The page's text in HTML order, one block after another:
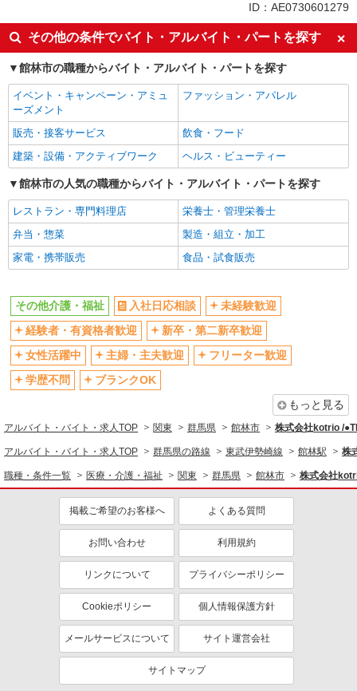
入社日応相談
未経験歓迎
経験者・有資格者歓迎
新卒・第二新卒歓迎
女性活躍中
主婦・主夫歓迎
フリーター歓迎
学歴不問
ブランクOK
ミドル（40代～）活躍中
エルダー（50代～）活躍中
シニア（60代～）活躍中
高収入・高額
ボーナス・賞与あり
昇給あり
完全週休2日制
フルタイム歓迎
禁煙・分煙
駅直結・駅チカ
車通勤OK
バイク通勤OK
自転車通勤OK
社会保険あり
産休・育休取得実績あり
退職金・財形貯蓄制度あり
各種手当（家族・役職・インセン
ティブなど）あり
制服貸与
研修制度あり
資格取得支援制度あり
医療・介護・福祉
同じ特徴から求人を探す
未経験歓迎
ミドル（40代～）活躍中
ボーナス・賞与あり
車通勤OK
社会保険あり
産休・育休取得実績あり
ID：AE0730601279
その他の条件でバイト・アルバイト・パートを探す
館林市の職種からバイト・アルバイト・パートを探す
イベント・キャンペーン・アミュ
ーズメント
ファッション・アパレル
販売・接客サービス
飲食・フード
建築・設備・アクティブワーク
ヘルス・ビューティー
館林市の人気の職種からバイト・アルバイト・パートを探す
レストラン・専門料理店
栄養士・管理栄養士
弁当・惣菜
製造・組立・加工
家電・携帯販売
食品・試食販売
その他介護・福祉 入社日応相談
未経験歓迎
経験者・有資格者歓迎
新卒・第二新卒歓迎
女性活躍中
主婦・主夫歓迎
フリーター歓迎
学歴不問
ブランクOK
もっと見る
アルバイト・バイト・求人TOP 関東 群馬県 館林市 株式会社kotrio /
アルバイト・バイト・求人TOP 群馬県の路線 東武伊勢崎線 館林駅 株
職種・条件一覧 医療・介護・福祉 関東 群馬県 館林市 株式会社
掲載ご希望のお客様へ よくある質問
お問い合わせ 利用規約
リンクについて プライバシーポリシー
Cookieポリシー 個人情報保護方針
メールサービスについて サイト運営会社
サイトマップ